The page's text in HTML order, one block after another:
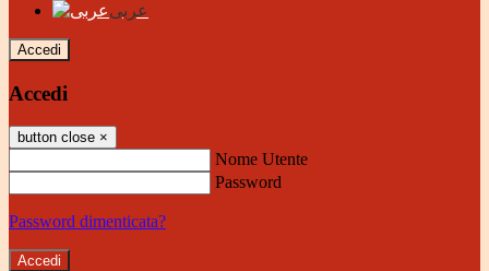
عربى
Accedi
Accedi
button close ×
Nome Utente
Password
Password dimenticata?